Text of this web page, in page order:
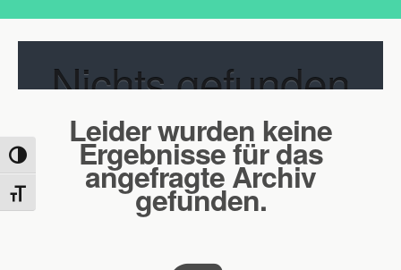
Umschalten auf hohe Kontraste
Schrift vergrößern
Nichts gefunden
Leider wurden keine
Ergebnisse für das
angefragte Archiv
gefunden.